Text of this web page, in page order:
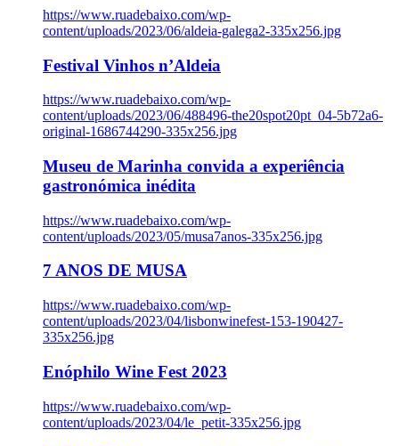
https://www.ruadebaixo.com/wp-
content/uploads/2023/06/aldeia-galega2-335x256.jpg
Festival Vinhos n’Aldeia
https://www.ruadebaixo.com/wp-
content/uploads/2023/06/488496-the20spot20pt_04-5b72a6-
original-1686744290-335x256.jpg
Museu de Marinha convida a experiência
gastronómica inédita
https://www.ruadebaixo.com/wp-
content/uploads/2023/05/musa7anos-335x256.jpg
7 ANOS DE MUSA
https://www.ruadebaixo.com/wp-
content/uploads/2023/04/lisbonwinefest-153-190427-
335x256.jpg
Enóphilo Wine Fest 2023
https://www.ruadebaixo.com/wp-
content/uploads/2023/04/le_petit-335x256.jpg